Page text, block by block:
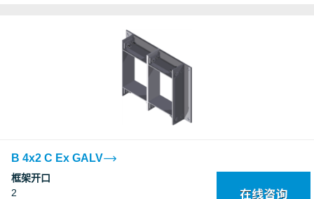
B 4x2 C Ex GALV
框架开口
2